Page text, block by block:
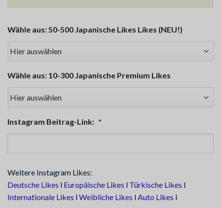
Wähle aus: 50-500 Japanische Likes Likes (NEU!)
Wähle aus: 10-300 Japanische Premium Likes
Instagram Beitrag-Link: *
Weitere Instagram Likes:
Deutsche Likes l Europäische Likes l Türkische Likes l
Internationale Likes lWeibliche Likes lAuto Likes l